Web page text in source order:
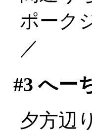
ポーク
／
#3 へー
夕方辺